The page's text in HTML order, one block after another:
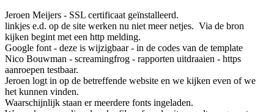
Jeroen Meijers - SSL certificaat geïnstalleerd.
linkjes e.d. op de site werken nu niet meer netjes. Via de bron
kijken begint met een http melding.
Google font - deze is wijzigbaar - in de codes van de template
Nico Bouwman - screamingfrog - rapporten uitdraaien - https
aanroepen testbaar.
Jeroen logt in op de betreffende website en we kijken even of we
het kunnen vinden.
Waarschijnlijk staan er meerdere fonts ingeladen.